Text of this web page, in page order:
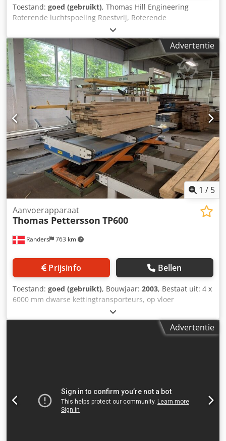
Toestand: goed (gebruikt), Thomas Hill Engineering
Roterende luchtspoeling Roestvrij, Roterende
luchtspoeling, 18 stations, mobiel, 3Ph Dsdpfx Aovw
Srbjlijck
Advertentie
1 / 5
Randers 763 km
Aanvoerapparaat
Thomas Pettersson TP600
Prijsinfo Bellen
Toestand: goed (gebruikt), Bouwjaar: 2003, Bestaat uit: 4 x
6000 mm dwarse kettingtransporteurs, op vloer
gemonteerd Dedpfey Tzi Tjx Alisck 1 x TRANSLYFT heftafel,
dubbel schaarmodel, 4000 x 1000 mm, maximale
hefcapaciteit: 4000 kg 4 x kettingtransporteurs, 1000 mm,
Advertentie